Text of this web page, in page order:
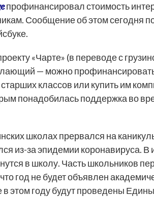
профинансировал стоимость
Сообщение об этом сегодня
«Чарте» (в переводе с
— можно
классов или купить им
понадобилась поддержка во
школах прервался на
из-за эпидемии коронавируса.
в школу. Часть школьников
год не будет объявлен
этом году будут проведены